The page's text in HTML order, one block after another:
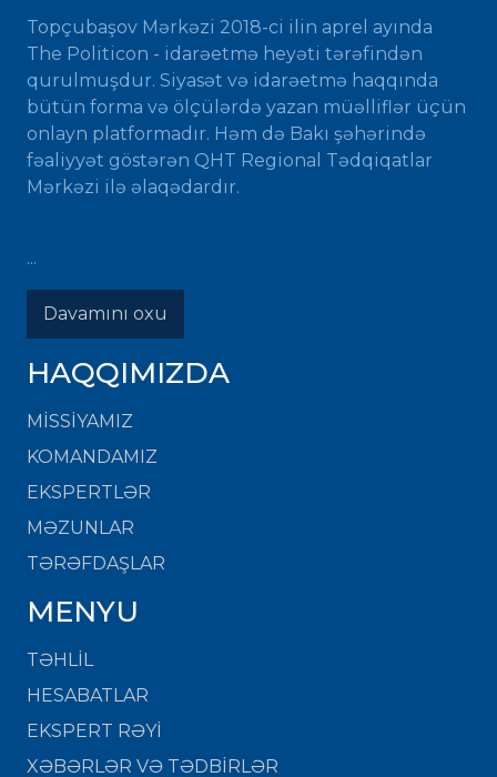
Topçubaşov Mərkəzi 2018-ci ilin aprel ayında
The Politicon - idarəetmə heyəti tərəfindən
qurulmuşdur. Siyasət və idarəetmə haqqında
bütün forma və ölçülərdə yazan müəlliflər üçün
onlayn platformadır. Həm də Bakı şəhərində
fəaliyyət göstərən QHT Regional Tədqiqatlar
Mərkəzi ilə əlaqədardır.
...
Davamını oxu
HAQQIMIZDA
MISSIYAMIZ
KOMANDAMIZ
EKSPERTLƏR
MƏZUNLAR
TƏRƏFDAŞLAR
MENYU
TƏHLİL
HESABATLAR
EKSPERT RƏYİ
XƏBƏRLƏR VƏ TƏDBİRLƏR